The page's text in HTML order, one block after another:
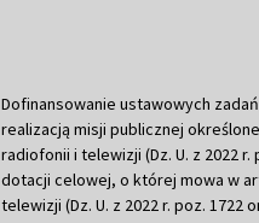
Dofinansowanie ustawowych
realizacją misji publicznej
radiofonii i telewizji (Dz. U. z 2022
dotacji celowej, o której mowa w
telewizji (Dz. U. z 2022 r. poz. 1722